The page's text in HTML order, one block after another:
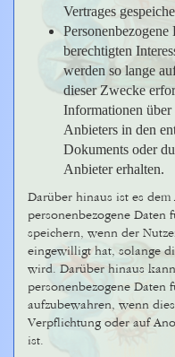
Vertrages
berechtigten
werden so lange
dieser Zwecke
Informationen über
Anbieters in den
Dokuments oder
Anbieter erhalten.
Darüber hinaus ist es dem
personenbezogene Daten
speichern, wenn der
eingewilligt hat, solange
wird. Darüber hinaus
personenbezogene Daten
aufzubewahren, wenn
Verpflichtung oder auf
ist.